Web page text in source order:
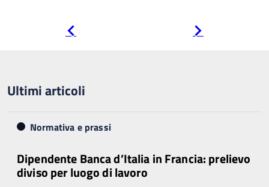
Ultimi articoli
Normativa e prassi
Dipendente Banca d’Italia in Francia: prelievo
diviso per luogo di lavoro